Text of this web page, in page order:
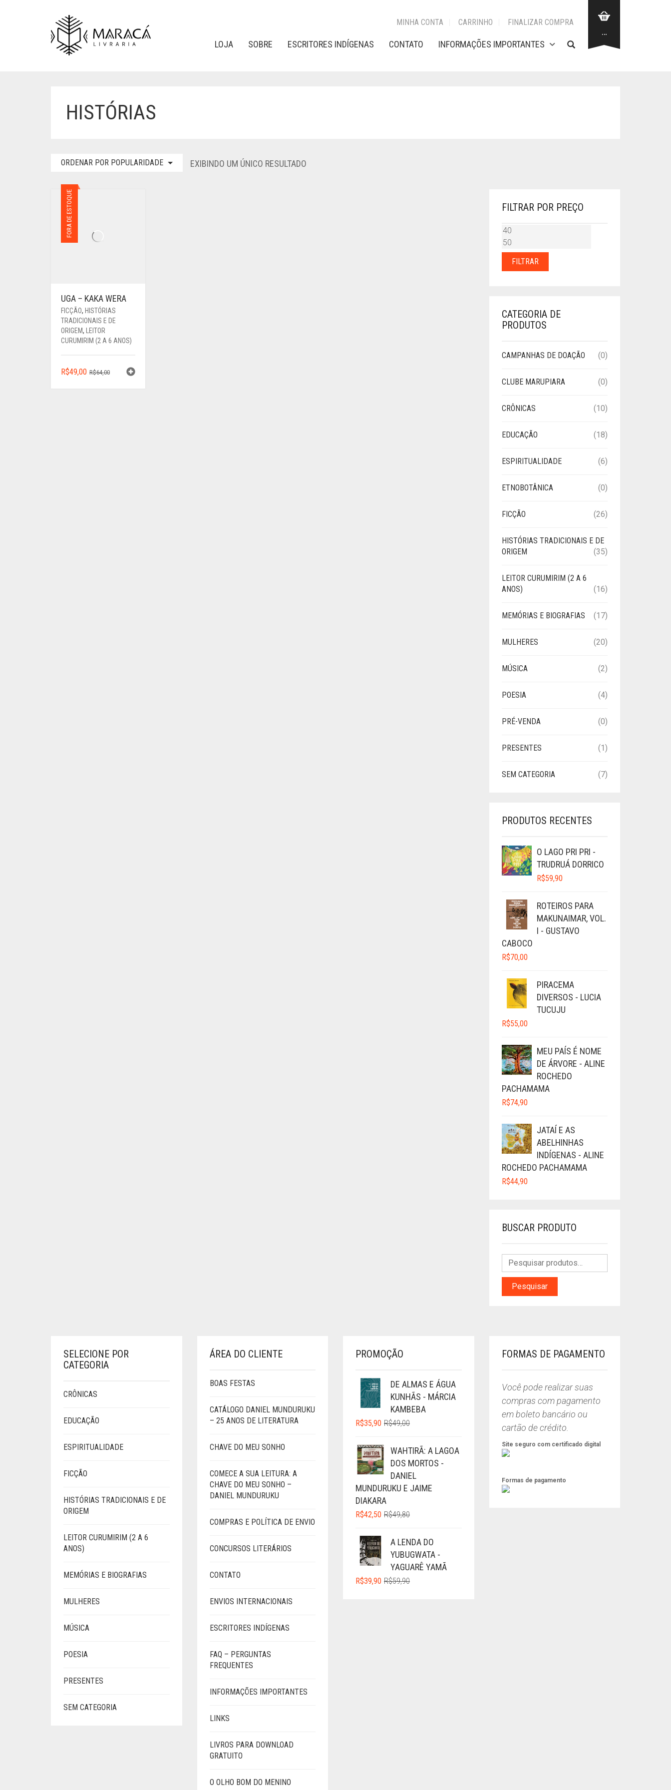
MINHA CONTA CARRINHO FINALIZAR COMPRA
LOJA SOBRE ESCRITORES INDÍGENAS CONTATO INFORMAÇÕES IMPORTANTES
…
HISTÓRIAS
ORDENAR POR POPULARIDADE EXIBINDO UM ÚNICO RESULTADO
FORA DE ESTOQUE
UGA – KAKA WERA
FICÇÃO, HISTÓRIAS
TRADICIONAIS E DE
ORIGEM, LEITOR
CURUMIRIM (2 A 6 ANOS)
R$64,00O
R$49,00
O
FILTRAR POR PREÇO
PREÇO
MÍNIMO
FILTRAR
CATEGORIA DE
PRODUTOS
CAMPANHAS DE DOAÇÃO (0)
CLUBE MARUPIARA (0)
CRÔNICAS (10)
EDUCAÇÃO (18)
ESPIRITUALIDADE (6)
ETNOBOTÂNICA (0)
FICÇÃO (26)
HISTÓRIAS TRADICIONAIS E DE
ORIGEM
(35)
LEITOR CURUMIRIM (2 A 6
ANOS)
(16)
MEMÓRIAS E BIOGRAFIAS (17)
MULHERES (20)
MÚSICA (2)
POESIA (4)
PRÉ-VENDA (0)
PRESENTES (1)
SEM CATEGORIA (7)
PRODUTOS RECENTES
O LAGO PRI PRI -
TRUDRUÁ DORRICO
R$59,90
ROTEIROS PARA
MAKUNAIMAR, VOL.
I - GUSTAVO
CABOCO
R$70,00
PIRACEMA
DIVERSOS - LUCIA
TUCUJU
R$55,00
MEU PAÍS É NOME
DE ÁRVORE - ALINE
ROCHEDO
PACHAMAMA
R$74,90
JATAÍ E AS
ABELHINHAS
INDÍGENAS - ALINE
ROCHEDO PACHAMAMA
R$44,90
BUSCAR PRODUTO
Pesquisar
SELECIONE POR
CATEGORIA
CRÔNICAS
EDUCAÇÃO
ESPIRITUALIDADE
FICÇÃO
HISTÓRIAS TRADICIONAIS E DE
ORIGEM
LEITOR CURUMIRIM (2 A 6
ANOS)
MEMÓRIAS E BIOGRAFIAS
MULHERES
MÚSICA
POESIA
PRESENTES
SEM CATEGORIA
ÁREA DO CLIENTE
BOAS FESTAS
CATÁLOGO DANIEL MUNDURUKU
– 25 ANOS DE LITERATURA
CHAVE DO MEU SONHO
COMECE A SUA LEITURA: A
CHAVE DO MEU SONHO –
DANIEL MUNDURUKU
COMPRAS E POLÍTICA DE ENVIO
CONCURSOS LITERÁRIOS
CONTATO
ENVIOS INTERNACIONAIS
ESCRITORES INDÍGENAS
FAQ – PERGUNTAS
FREQUENTES
INFORMAÇÕES IMPORTANTES
LINKS
LIVROS PARA DOWNLOAD
GRATUITO
O OLHO BOM DO MENINO
PROMOÇÃO
DE ALMAS E ÁGUA
KUNHÃS - MÁRCIA
KAMBEBA
R$49,00O
ORIGINAL
ERA:
R$49,00.
R$35,90
O
ATUAL
É:
R$35,90.
WAHTIRÃ: A LAGOA
DOS MORTOS -
DANIEL
MUNDURUKU E JAIME
DIAKARA
R$49,80O
ERA:
R$49,80.
R$42,50
O
É:
R$42,50.
A LENDA DO
YUBUGWATA -
YAGUARÊ YAMÃ
R$59,90O
R$39,90
O
FORMAS DE PAGAMENTO
Você pode realizar suas
compras com pagamento
em boleto bancário ou
cartão de crédito.
Site seguro com certificado digital
Formas de pagamento